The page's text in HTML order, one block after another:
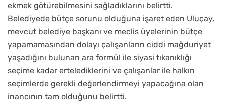
ekmek götürebilmesini sağladıklarını belirtti.
Belediyede bütçe sorunu olduğuna işaret eden Uluçay,
mevcut belediye başkanı ve meclis üyelerinin bütçe
yapamamasından dolayı çalışanların ciddi mağduriyet
yaşadığını bulunan ara formül ile siyasi tıkanıklığı
seçime kadar ertelediklerini ve çalışanlar ile halkın
seçimlerde gerekli değerlendirmeyi yapacağına olan
inancının tam olduğunu belirtti.